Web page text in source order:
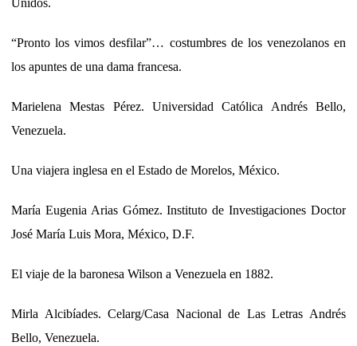
Unidos.
“Pronto los vimos desfilar”… costumbres de los venezolanos en
los apuntes de una dama francesa.
Marielena Mestas Pérez. Universidad Católica Andrés Bello,
Venezuela.
Una viajera inglesa en el Estado de Morelos, México.
María Eugenia Arias Gómez. Instituto de Investigaciones Doctor
José María Luis Mora, México, D.F.
El viaje de la baronesa Wilson a Venezuela en 1882.
Mirla Alcibíades. Celarg/Casa Nacional de Las Letras Andrés
Bello, Venezuela.